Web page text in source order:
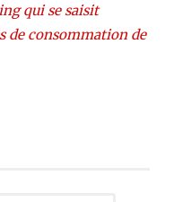
qui se saisit
de consommation de